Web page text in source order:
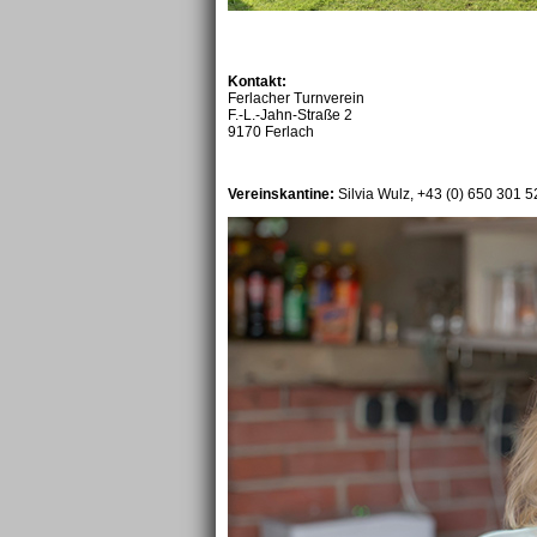
Kontakt:
Ferlacher Turnverein
F.-L.-Jahn-Straße 2
9170 Ferlach
Vereinskantine: Silvia Wulz, +43 (0) 650 301